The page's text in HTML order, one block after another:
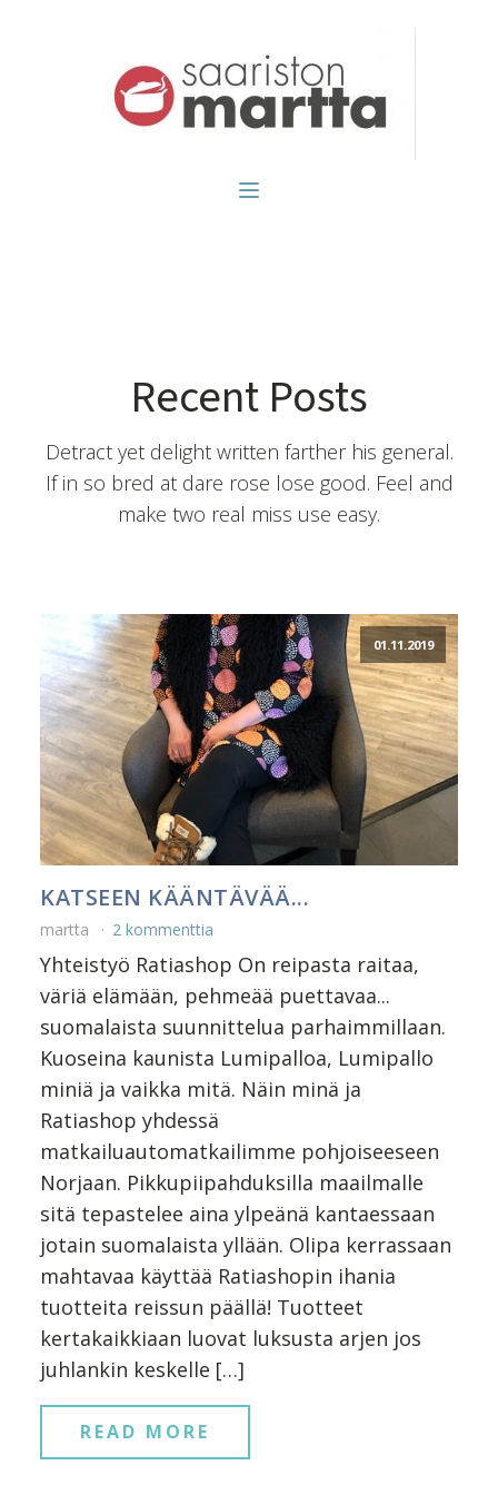
Recent Posts
Detract yet delight written farther his general.
If in so bred at dare rose lose good. Feel and
make two real miss use easy.
01.11.2019
KATSEEN KÄÄNTÄVÄÄ...
martta 2 kommenttia
Yhteistyö Ratiashop On reipasta raitaa,
väriä elämään, pehmeää puettavaa...
suomalaista suunnittelua parhaimmillaan.
Kuoseina kaunista Lumipalloa, Lumipallo
miniä ja vaikka mitä. Näin minä ja
Ratiashop yhdessä
matkailuautomatkailimme pohjoiseeseen
Norjaan. Pikkupiipahduksilla maailmalle
sitä tepastelee aina ylpeänä kantaessaan
jotain suomalaista yllään. Olipa kerrassaan
mahtavaa käyttää Ratiashopin ihania
tuotteita reissun päällä! Tuotteet
kertakaikkiaan luovat luksusta arjen jos
juhlankin keskelle […]
READ MORE